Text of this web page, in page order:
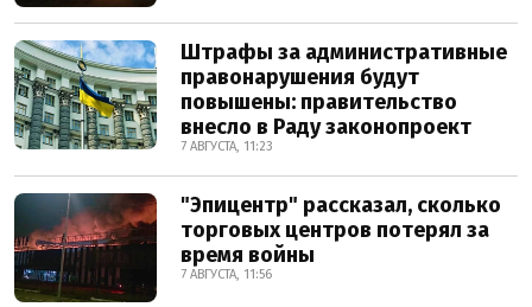
Штрафы за административные
правонарушения будут
повышены: правительство
внесло в Раду законопроект
7 АВГУСТА, 11:23
"Эпицентр" рассказал, сколько
торговых центров потерял за
время войны
7 АВГУСТА, 11:56